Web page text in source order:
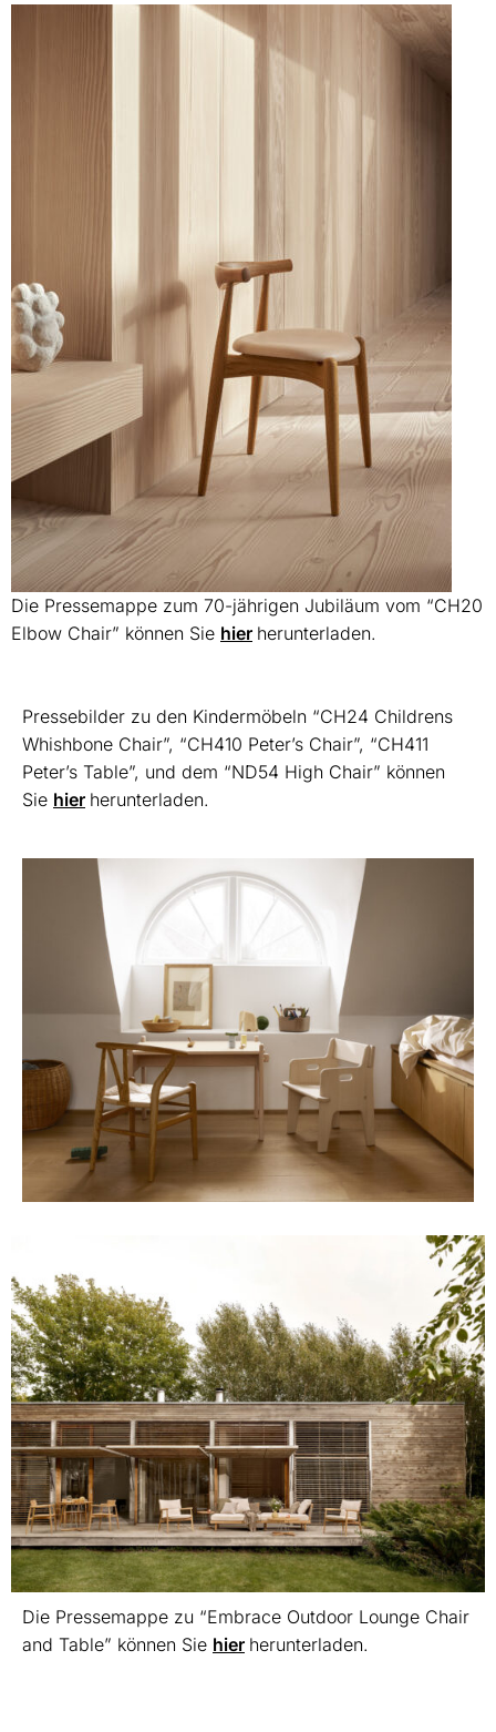
Die Pressemappe zum 70-jährigen Jubiläum vom “CH20
Elbow Chair” können Sie hier herunterladen.
Pressebilder zu den Kindermöbeln “CH24 Childrens
Whishbone Chair”, “CH410 Peter’s Chair”, “CH411
Peter’s Table”, und dem “ND54 High Chair” können
Sie hier herunterladen.
Die Pressemappe zu “Embrace Outdoor Lounge Chair
and Table” können Sie hier herunterladen.